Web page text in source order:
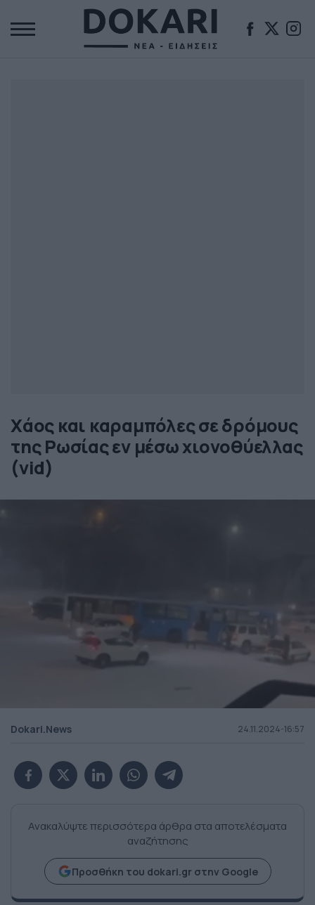
Χάος και καραμπόλες σε δρόμους
της Ρωσίας εν μέσω χιονοθύελλας
(vid)
Dokari.News 24.11.2024-16:57
Ανακαλύψτε περισσότερα άρθρα στα αποτελέσματα
αναζήτησης
Προσθήκη του dokari.gr στην Google